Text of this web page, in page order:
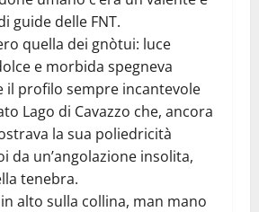
guide delle FNT.
quella dei gnòtui: luce
e morbida spegneva
il profilo sempre incantevole
Lago di Cavazzo che, ancora
la sua poliedricità
da un’angolazione insolita,
tenebra.
alto sulla collina, man mano